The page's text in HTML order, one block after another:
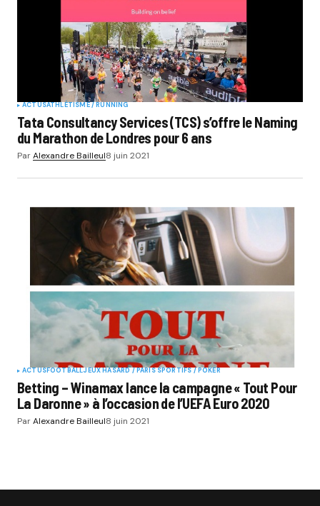
ACTUSATHLÉTISME / RUNNING
Tata Consultancy Services (TCS) s’offre le Naming
du Marathon de Londres pour 6 ans
ParAlexandre Bailleul8 juin 2021
ACTUSFOOTBALLJEUX HASARD / PARIS SPORTIFS / POKER
Betting – Winamax lance la campagne « Tout Pour
La Daronne » à l’occasion de l’UEFA Euro 2020
ParAlexandre Bailleul8 juin 2021